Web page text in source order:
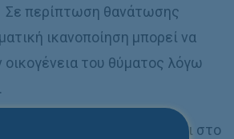
Σε περίπτωση θανάτωσης
ικανοποίηση μπορεί να
οικογένεια του θύματος λόγω
προκύπτει ότι παρέχεται στο